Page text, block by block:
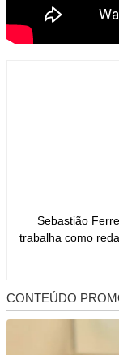
Sebastião
trabalha como